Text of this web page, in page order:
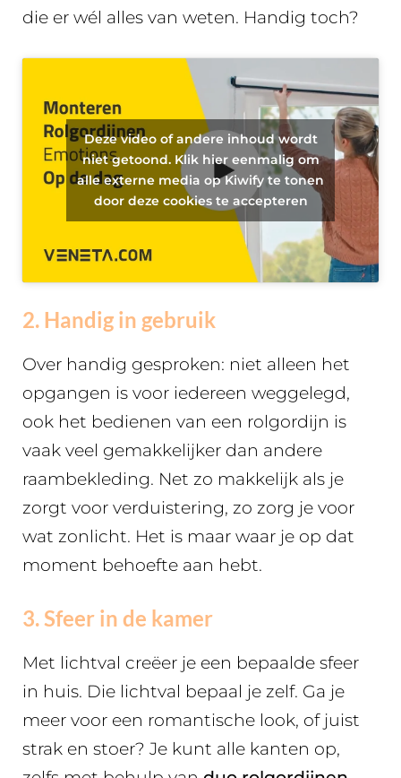
die er wél alles van weten. Handig toch?
Deze video of andere inhoud wordt
niet getoond. Klik hier eenmalig om
alle externe media op Kiwify te tonen
door deze cookies te accepteren
2. Handig in gebruik
Over handig gesproken: niet alleen het
opgangen is voor iedereen weggelegd,
ook het bedienen van een rolgordijn is
vaak veel gemakkelijker dan andere
raambekleding. Net zo makkelijk als je
zorgt voor verduistering, zo zorg je voor
wat zonlicht. Het is maar waar je op dat
moment behoefte aan hebt.
3. Sfeer in de kamer
Met lichtval creëer je een bepaalde sfeer
in huis. Die lichtval bepaal je zelf. Ga je
meer voor een romantische look, of juist
strak en stoer? Je kunt alle kanten op,